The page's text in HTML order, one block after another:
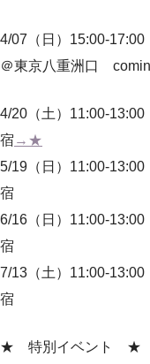
4/07（日）15:00-
＠東京八重洲口
4/20（土）11:00-
宿 →★
5/19（日）11:00-
宿
6/16（日）11:00-
宿
7/13（土）11:00-
宿
★ 特別イベント ★